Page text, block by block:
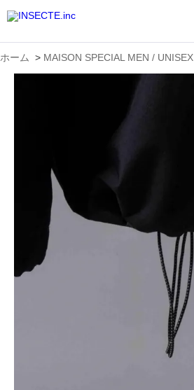
ホーム > MAISON SPECIAL MEN / UNISEX